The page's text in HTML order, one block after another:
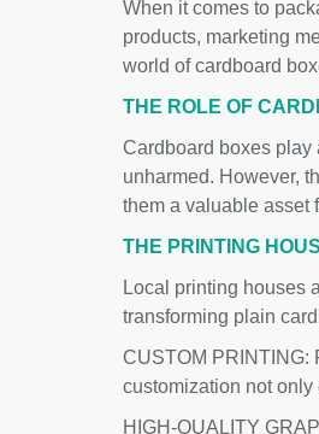
When it comes to
products, marketing
world of cardboard
THE ROLE OF
Cardboard boxes play
unharmed. However,
them a valuable asset
THE PRINTING
Local printing houses
transforming plain
CUSTOM PRINTING:
customization not
HIGH-QUALITY